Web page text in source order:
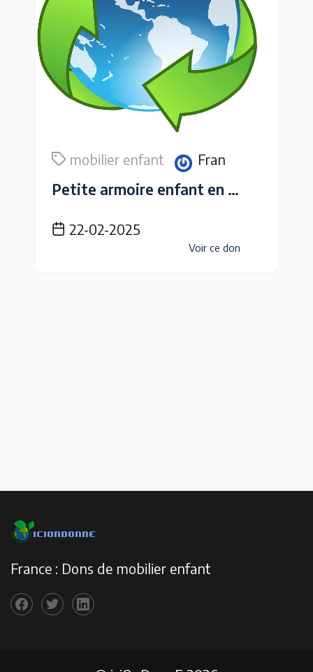
mobilier enfant Fran
Petite armoire enfant en bois clair
22-02-2025
Voir ce don
France : Dons de mobilier enfant